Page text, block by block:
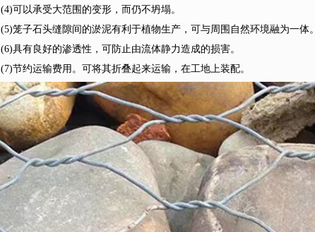
(4)可以承受大范围的变形，而仍不坍塌。
(5)笼子石头缝隙间的淤泥有利于植物生产，可与周围自然环境融为一体。
(6)具有良好的渗透性，可防止由流体静力造成的损害。
(7)节约运输费用。可将其折叠起来运输，在工地上装配。